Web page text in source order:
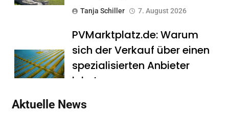
Tanja Schiller 7. August 2026
PVMarktplatz.de: Warum
sich der Verkauf über einen
spezialisierten Anbieter
lohnt
Aktuelle News